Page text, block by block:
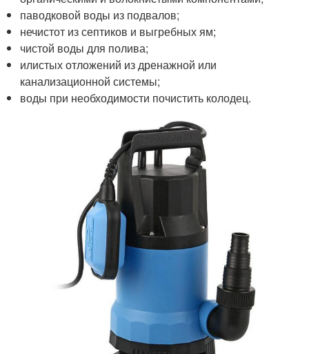
паводковой воды из подвалов;
нечистот из септиков и выгребных ям;
чистой воды для полива;
илистых отложений из дренажной или
канализационной системы;
воды при необходимости почистить колодец.